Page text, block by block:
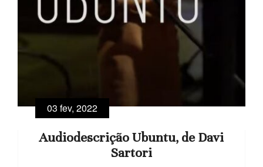
03 fev, 2022
Audiodescrição Ubuntu, de Davi
Sartori